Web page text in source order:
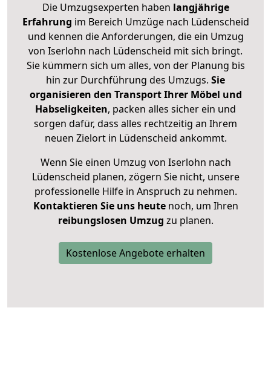
Die Umzugsexperten haben langjährige
Erfahrung im Bereich Umzüge nach Lüdenscheid
und kennen die Anforderungen, die ein Umzug
von Iserlohn nach Lüdenscheid mit sich bringt.
Sie kümmern sich um alles, von der Planung bis
hin zur Durchführung des Umzugs. Sie
organisieren den Transport Ihrer Möbel und
Habseligkeiten, packen alles sicher ein und
sorgen dafür, dass alles rechtzeitig an Ihrem
neuen Zielort in Lüdenscheid ankommt.
Wenn Sie einen Umzug von Iserlohn nach
Lüdenscheid planen, zögern Sie nicht, unsere
professionelle Hilfe in Anspruch zu nehmen.
Kontaktieren Sie uns heutenoch, um Ihren
reibungslosen Umzug zu planen.
Kostenlose Angebote erhalten